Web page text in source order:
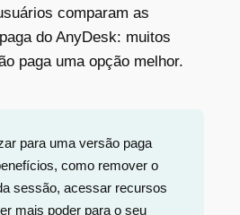
comparam as
do AnyDesk: muitos
paga uma opção melhor.
para uma versão paga
como remover o
sessão, acessar recursos
mais poder para o seu